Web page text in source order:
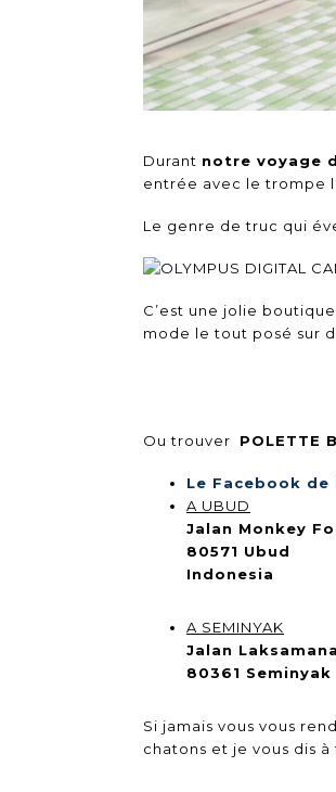
Durant notre voyage
entrée avec le trompe
Le genre de truc qui
C’est une jolie
mode le tout posé sur
Ou trouver POLETTE
Le Facebook
A UBUD
Jalan Monkey
80571 Ubud
Indonesia
A SEMINYAK
Jalan
80361 Seminyak
Si jamais vous vous
chatons et je vous dis